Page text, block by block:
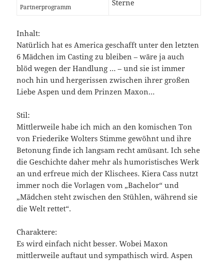
Partnerprogramm
Sterne
Inhalt:
Natürlich hat es America geschafft unter den letzten
6 Mädchen im Casting zu bleiben – wäre ja auch
blöd wegen der Handlung … – und sie ist immer
noch hin und hergerissen zwischen ihrer großen
Liebe Aspen und dem Prinzen Maxon…
Stil:
Mittlerweile habe ich mich an den komischen Ton
von Friederike Wolters Stimme gewöhnt und ihre
Betonung finde ich langsam recht amüsant. Ich sehe
die Geschichte daher mehr als humoristisches Werk
an und erfreue mich der Klischees. Kiera Cass nutzt
immer noch die Vorlagen vom „Bachelor“ und
„Mädchen steht zwischen den Stühlen, während sie
die Welt rettet“.
Charaktere:
Es wird einfach nicht besser. Wobei Maxon
mittlerweile auftaut und sympathisch wird. Aspen